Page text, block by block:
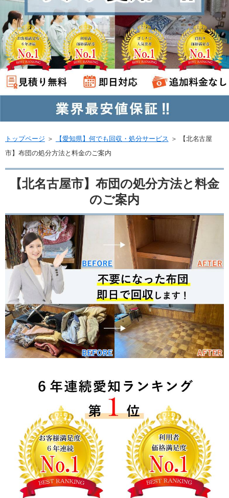
トップページ ＞ 【愛知県】何でも回収・処分サービス ＞
【北名古屋
市】布団の処分方法と料金のご案内
【北名古屋市】布団の処分方法と料金
のご案内